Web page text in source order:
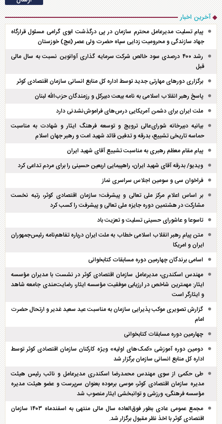
آخرین اخبار
پیام تسلیت مدیرعامل محترم سازمان در پی درگذشت ابوی گرامی مسئول قرارگاه
جهاد سازندگی و محرومیت زدایی سپاه حضرت ولی عصر (عج) خوزستان
رشد ۴۰۰ درصدی سود خالص شرکت سرمایه گذاری آوانوین نسبت به سال مالی
قبل
برگزاری دور‌های مهارتی جدید توسط اداره کل منابع انسانی سازمان اقتصادی کوثر
پاسخ رهبر انقلاب اسلامی به نامه بیعت دبیرکل و رزمندگان حزب‌الله لبنان
ملت ایران برای دشمن آمریکایی درس‌های فراموش‌نشدنی دارد
بیانیه دبیرخانه شورای‌عالی ترویج و توسعه فرهنگ ایثار و شهادت به مناسبت
حماسه تاریخی تشییع، بدرقه و تدفین قائد شهید امت و رهبر جهان اسلام
پیام مقام معظم رهبری به مناسبت تشییع آقای شهید ایران
ویدیو/ بدرقه آقای شهید ایران، راهپیمایی اربعین حسینی را برای مردم تداعی کرد
فراخوان سی و سومین اجلاس سراسری نماز
بر اساس اعلام مرکز ملی تعالی و پیشرفت؛ سازمان اقتصادی کوثر، رتبه نخست
مشارکت در هشتمین دوره جایزه ملی تعالی و پیشرفت را کسب کرد
تاسوعا و عاشورای حسینی تسلیت و تعزیت باد
متن پیام رهبر انقلاب اسلامی خطاب به ملت ایران درباره تفاهم‌نامه رئیس‌جمهوران
ایران و امریکا
اسامی برندگان چهارمین دوره مسابقات کتابخوانی
مهندس اسکندری، مدیرعامل سازمان اقتصادی کوثر در نشست با مدیران مؤسسه
ایثار: مهمترین شاخص در ارزیابی موفقیت مؤسسه ایثار، رضایت‌مندی جامعه شاهد
و ایثارگر است
گزارش تصویری موکب پذیرایی سازمان به مناسبت عید سعید غدیر و ارتحال حضرت
امام
چهارمین دوره مسابقات کتابخوانی
دومین دوره آموزشی «کمک‌های اولیه» ویژه کارکنان سازمان اقتصادی کوثر توسط
اداره کل منابع انسانی سازمان برگزار شد
طی حکمی از سوی مهندس محمدرضا اسکندری مدیرعامل و نائب رئیس هیئت
مدیره سازمان اقتصادی کوثر، موسی برموده بعنوان سرپرست و عضو هیئت مدیره
مؤسسه فرهنگی، ورزشی و توانبخشی ایثار منصوب شد
مجمع عمومی عادی بطور فوق‌العاده سال مالی منتهی به اسفند‌ماه ۱۴۰۳ سازمان
اقتصادی کوثر با اخذ نظر مقبول برگزار شد.